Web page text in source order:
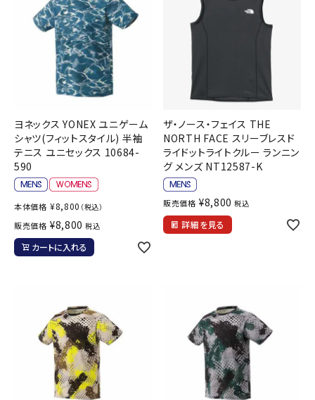
ヨネックス YONEX ユニゲーム
シャツ(フィットスタイル) 半袖
テニス ユニセックス 10684-
590
本体価格 ¥8,800 （税込）
販売価格 ¥8,800 税込
カートに入れる
ザ・ノース・フェイス THE
NORTH FACE スリーブレスド
ライドットライトクルー ランニン
グ メンズ NT12587-K
販売価格 ¥8,800 税込
詳細を見る